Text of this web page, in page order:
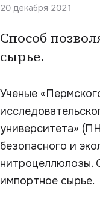
20 декабря 2021
Способ
сырье.
Ученые
университета»
безопасного и
нитроцеллюлозы.
импортное сырье.